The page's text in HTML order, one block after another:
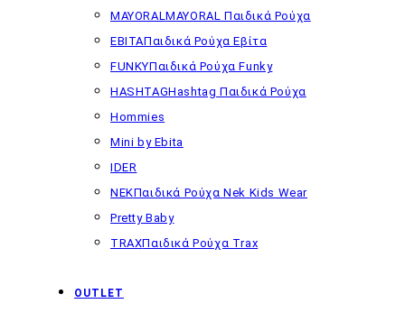
MAYORALMAYORAL Παιδικά Ρούχα
EBITAΠαιδικά Ρούχα Εβίτα
FUNKYΠαιδικά Ρούχα Funky
HASHTAGHashtag Παιδικά Ρούχα
Hommies
Mini by Ebita
IDER
NEKΠαιδικά Ρούχα Nek Kids Wear
Pretty Baby
TRAXΠαιδικά Ρούχα Trax
OUTLET